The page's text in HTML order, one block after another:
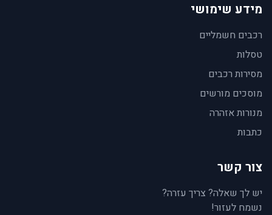
מידע שימושי
רכבים חשמליים
טסלות
מסירות רכבים
מוסכים מורשים
מנורות אזהרה
כתבות
צור קשר
יש לך שאלה? צריך עזרה?
נשמח לעזור!